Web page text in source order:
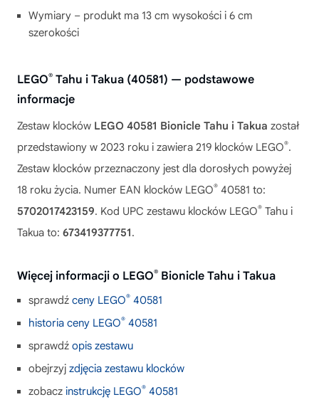
Wymiary – produkt ma 13 cm wysokości i 6 cm
szerokości
LEGO® Tahu i Takua (40581) — podstawowe
informacje
Zestaw klocków LEGO 40581 Bionicle Tahu i Takua został
przedstawiony w 2023 roku i zawiera 219 klocków LEGO®.
Zestaw klocków przeznaczony jest dla dorosłych powyżej
18 roku życia. Numer EAN klocków LEGO® 40581 to:
5702017423159. Kod UPC zestawu klocków LEGO® Tahu i
Takua to: 673419377751.
Więcej informacji o LEGO® Bionicle Tahu i Takua
sprawdź ceny LEGO® 40581
historia ceny LEGO® 40581
sprawdź opis zestawu
obejrzyj zdjęcia zestawu klocków
zobacz instrukcję LEGO® 40581